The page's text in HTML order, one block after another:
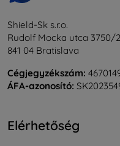
Shield-Sk s.r.o.
Rudolf Mocka utca 3750/
841 04 Bratislava
Cégjegyzékszám:
ÁFA-azonosító:
Elérhetőség